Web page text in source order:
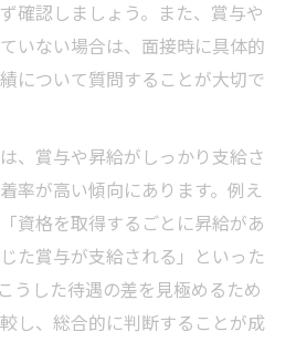
確認しましょう。また、賞与や
いない場合は、面接時に具体的
について質問することが大切で
、賞与や昇給がしっかり支給さ
率が高い傾向にあります。例え
資格を取得するごとに昇給があ
た賞与が支給される」といった
うした待遇の差を見極めるため
し、総合的に判断することが成